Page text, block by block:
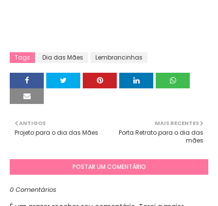
Tags Dia das Mães Lembrancinhas
MAIS RECENTES
Porta Retrato para o dia das
mães
ANTIGOS
Projeto para o dia das Mães
POSTAR UM COMENTÁRIO
0 Comentários